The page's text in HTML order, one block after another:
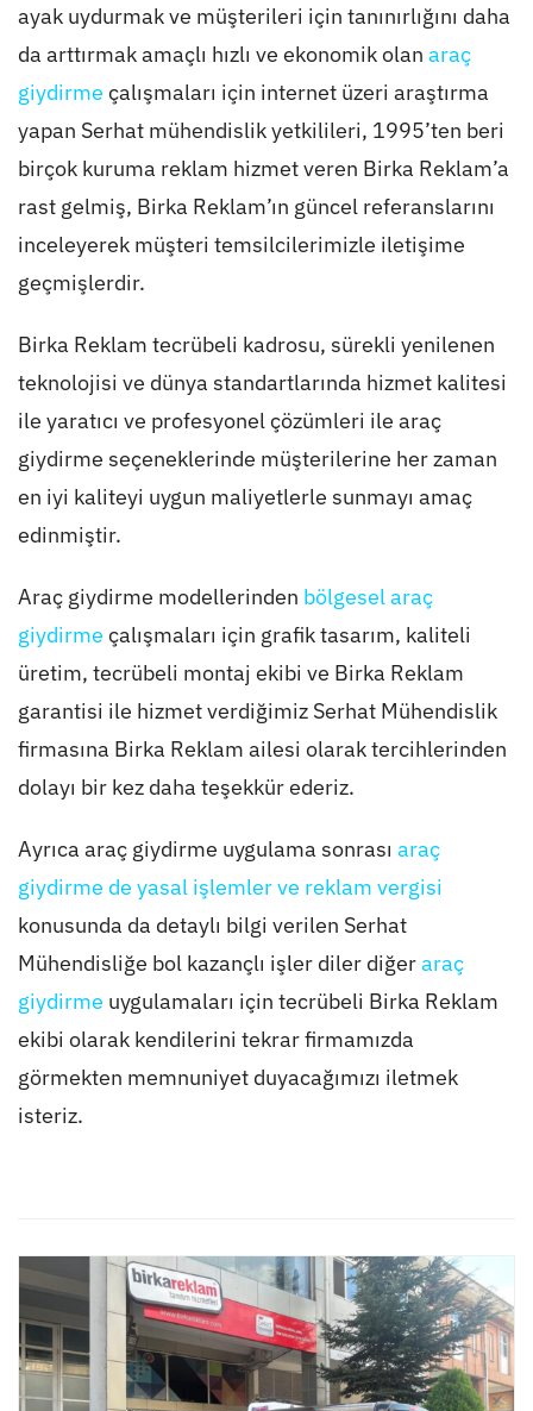
ayak uydurmak ve müşterileri için tanınırlığını daha
da arttırmak amaçlı hızlı ve ekonomik olan araç
giydirme çalışmaları için internet üzeri araştırma
yapan Serhat mühendislik yetkilileri, 1995’ten beri
birçok kuruma reklam hizmet veren Birka Reklam’a
rast gelmiş, Birka Reklam’ın güncel referanslarını
inceleyerek müşteri temsilcilerimizle iletişime
geçmişlerdir.
Birka Reklam tecrübeli kadrosu, sürekli yenilenen
teknolojisi ve dünya standartlarında hizmet kalitesi
ile yaratıcı ve profesyonel çözümleri ile araç
giydirme seçeneklerinde müşterilerine her zaman
en iyi kaliteyi uygun maliyetlerle sunmayı amaç
edinmiştir.
Araç giydirme modellerinden bölgesel araç
giydirme çalışmaları için grafik tasarım, kaliteli
üretim, tecrübeli montaj ekibi ve Birka Reklam
garantisi ile hizmet verdiğimiz Serhat Mühendislik
firmasına Birka Reklam ailesi olarak tercihlerinden
dolayı bir kez daha teşekkür ederiz.
Ayrıca araç giydirme uygulama sonrası araç
giydirme de yasal işlemler ve reklam vergisi
konusunda da detaylı bilgi verilen Serhat
Mühendisliğe bol kazançlı işler diler diğeraraç
giydirme uygulamaları için tecrübeli Birka Reklam
ekibi olarak kendilerini tekrar firmamızda
görmekten memnuniyet duyacağımızı iletmek
isteriz.